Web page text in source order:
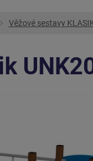
Věžové sestavy